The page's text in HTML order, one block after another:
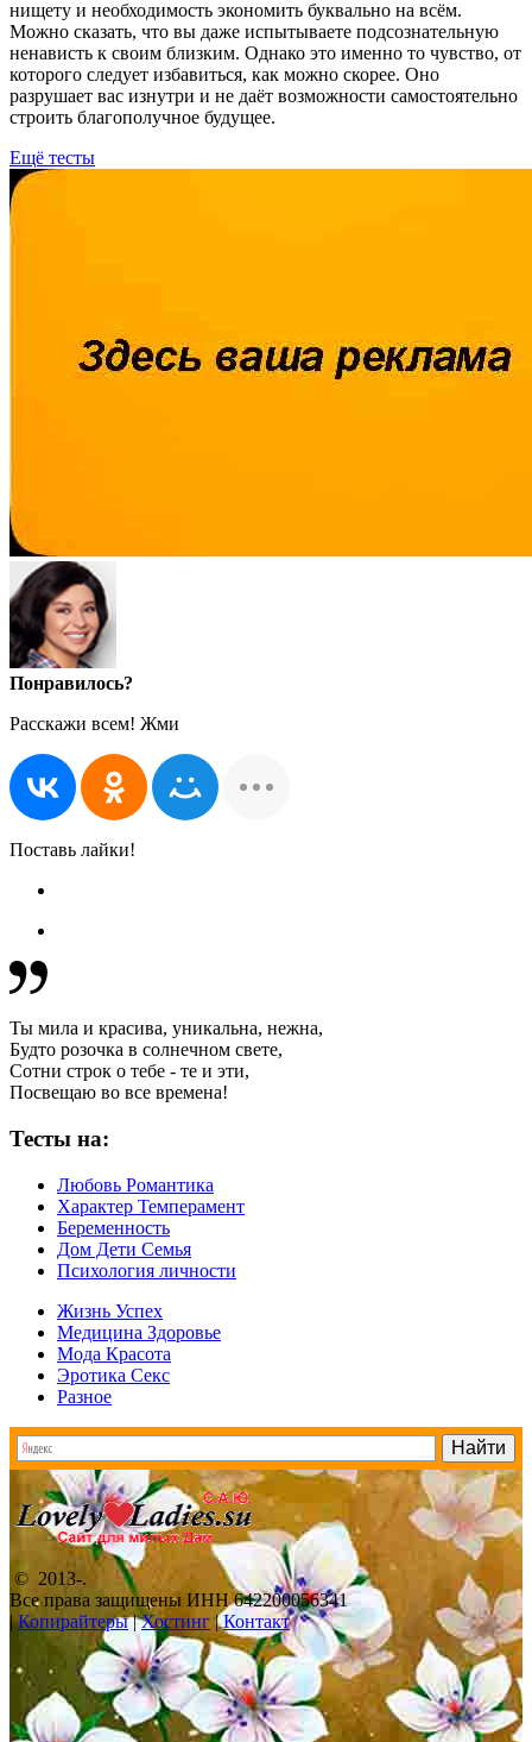
нищету и необходимость экономить буквально на всём.
Можно сказать, что вы даже испытываете подсознательную
ненависть к своим близким. Однако это именно то чувство, от
которого следует избавиться, как можно скорее. Оно
разрушает вас изнутри и не даёт возможности самостоятельно
строить благополучное будущее.
Ещё тесты
Понравилось?
Расскажи всем! Жми
Поставь лайки!
Ты мила и красива, уникальна, нежна,
Будто розочка в солнечном свете,
Сотни строк о тебе - те и эти,
Посвещаю во все времена!
Тесты на:
Любовь Романтика
Характер Темперамент
Беременность
Дом Дети Семья
Психология личности
Жизнь Успех
Медицина Здоровье
Мода Красота
Эротика Секс
Разное
© 2013-.
Все права защищены ИНН 642200056341
|Копирайтеры|Хостинг|Контакт